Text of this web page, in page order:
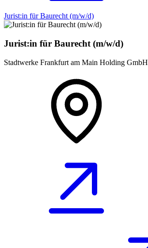
Jurist:in für Baurecht (m/w/d)
Jurist:in für Baurecht (m/w/d)
Stadtwerke Frankfurt am Main Holding GmbH